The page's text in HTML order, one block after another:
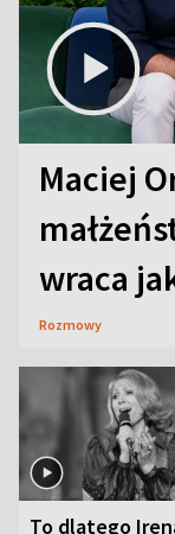
Maciej
wraca
Rozmowy
To dlatego